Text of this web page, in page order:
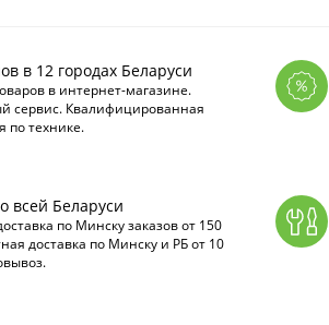
в 12 городах Беларуси
в интернет-магазине.
сервис. Квалифицированная
по технике.
всей Беларуси
по Минску заказов от 150
доставка по Минску и РБ от 10